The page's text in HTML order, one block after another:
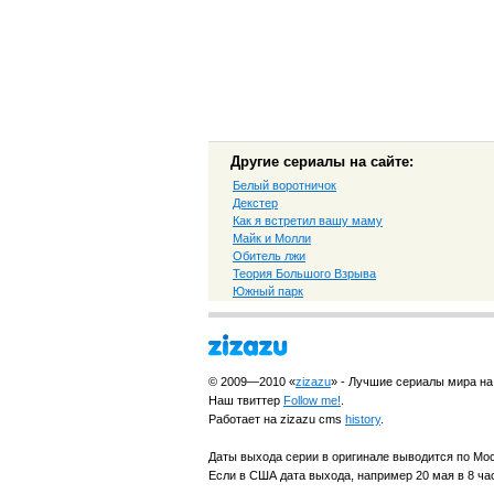
Другие сериалы на сайте:
Белый воротничок
Декстер
Как я встретил вашу маму
Майк и Молли
Обитель лжи
Теория Большого Взрыва
Южный парк
© 2009—2010 «zizazu» - Лучшие сериалы мира
Наш твиттер Follow me!
Работает на zizazu cms history.
Даты выхода серии в оригинале выводится по
Если в США дата выхода, например 20 мая в 8